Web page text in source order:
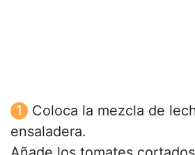
Coloca la mezcla de
ensaladera.